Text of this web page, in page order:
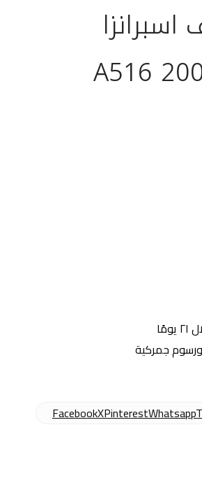
A516
جمركية
FacebookXPinterestWhatsapp